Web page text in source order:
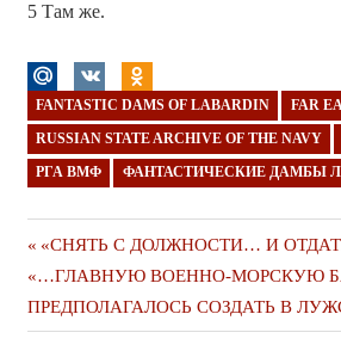
5 Там же.
FANTASTIC DAMS OF LABARDIN FAR
RUSSIAN STATE ARCHIVE OF THE NAVY
РГА ВМФ ФАНТАСТИЧЕСКИЕ ДАМБЫ
Навигация
по
Предыдущая
публикация
«СНЯТЬ С ДОЛЖНОСТИ… И
Следующая
публикация
«…ГЛАВНУЮ ВОЕННО-МОРСКУЮ
ПРЕДПОЛАГАЛОСЬ СОЗДАТЬ В